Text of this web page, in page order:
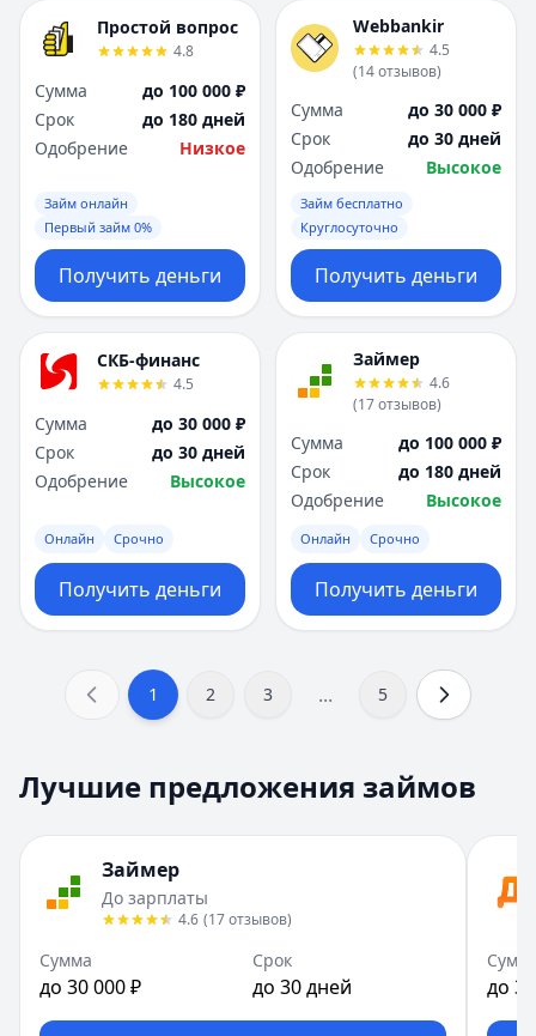
Простой вопрос
4.8
Сумма
до 100 000 ₽
Срок
до 180 дней
Одобрение
Низкое
Займ онлайн
Первый займ 0%
Получить деньги
Webbankir
4.5
(14отзывов)
Сумма
до 30 000 ₽
Срок
до 30 дней
Одобрение
Высокое
Займ бесплатно
Круглосуточно
Получить деньги
СКБ-финанс
4.5
Сумма
до 30 000 ₽
Срок
до 30 дней
Одобрение
Высокое
Онлайн Срочно
Получить деньги
Займер
4.6
(17отзывов)
Сумма
до 100 000 ₽
Срок
до 180 дней
Одобрение
Высокое
Онлайн Срочно
Получить деньги
1 2 3 ... 5
Лучшие предложения займов
Займер
До зарплаты
4.6 (17отзывов)
Сумма
до 30 000 ₽
Срок
до 30 дней до